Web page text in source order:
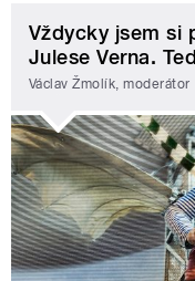
Vždycky jsem si
Julese Verna.
Václav Žmolík, moderátor